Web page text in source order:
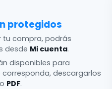
protegidos
tu compra, podrás
desde Mi cuenta.
disponibles para
descargarlos
PDF.